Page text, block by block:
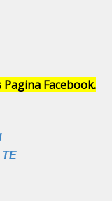
Pagina Facebook.
TE